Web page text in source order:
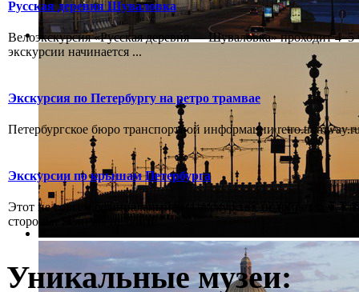
Русская деревня Шуваловка
Велоэкскурсия «Русская деревня — Шуваловка» проходит
экскурсии начинается ...
Экскурсия по Петербургу на ретро трамвае
Петербургское бюро транспортной информации
Экскурсии по крышам Петербурга
Этот не совсем официальный вид экскурсий, подойдет тем,
стороны. Если вы не боите...
Уникальные музеи: